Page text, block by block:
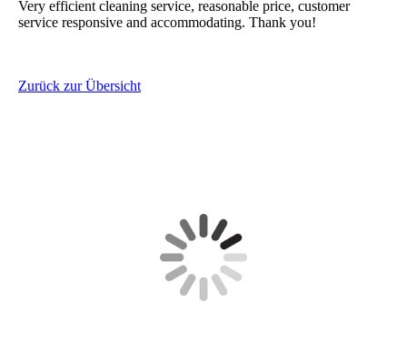
Very efficient cleaning service, reasonable price, customer
service responsive and accommodating. Thank you!
Zurück zur Übersicht